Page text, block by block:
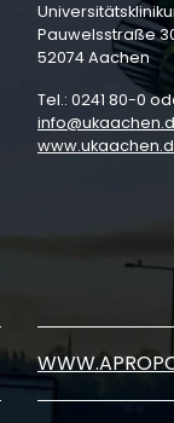
Pauwelsstraße
52074 Aachen
Tel.: 0241 80-0
info
ukaachen